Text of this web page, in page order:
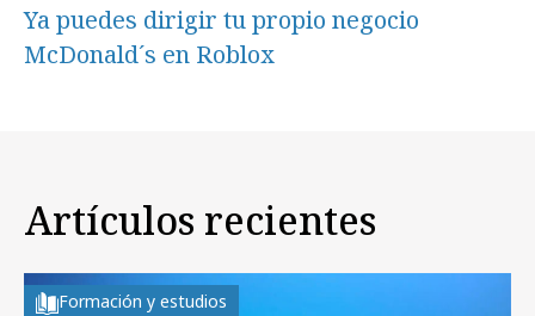
Ya puedes dirigir tu propio negocio
McDonald´s en Roblox
Artículos recientes
Formación y estudios